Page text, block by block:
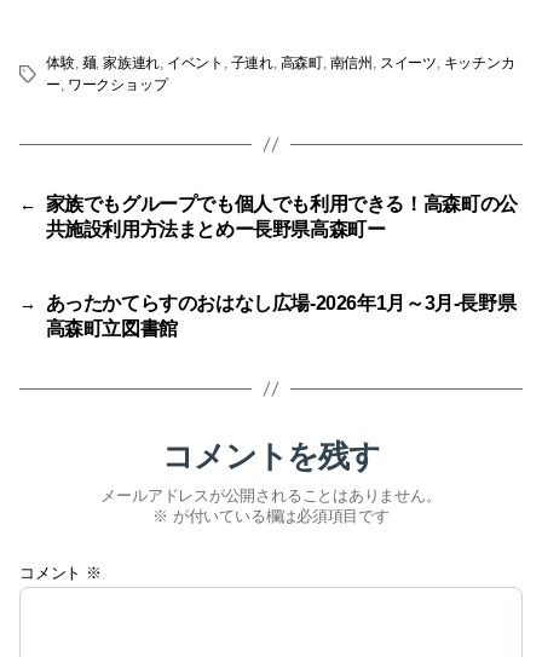
タ
体験, 麺,家族連れ, イベント , 子連れ, 高森町, 南信州 , スイーツ, キッチンカ
ー, ワークショップ
←
家族でもグループでも個人でも利用できる！高森町の公
共施設利用方法まとめー長野県高森町ー
→
あったかてらすのおはなし広場-2026年1月～3月-長野県
高森町立図書館
コメントを残す
メールアドレスが公開されることはありません。
※ が付いている欄は必須項目です
コメント ※